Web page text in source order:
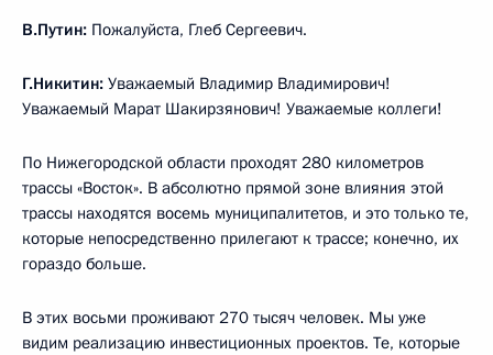
В.Путин: Пожалуйста, Глеб Сергеевич.
Г.Никитин: Уважаемый Владимир Владимирович!
Уважаемый Марат Шакирзянович! Уважаемые коллеги!
По Нижегородской области проходят 280 километров
трассы «Восток». В абсолютно прямой зоне влияния этой
трассы находятся восемь муниципалитетов, и это только те,
которые непосредственно прилегают к трассе; конечно, их
гораздо больше.
В этих восьми проживают 270 тысяч человек. Мы уже
видим реализацию инвестиционных проектов. Те, которые